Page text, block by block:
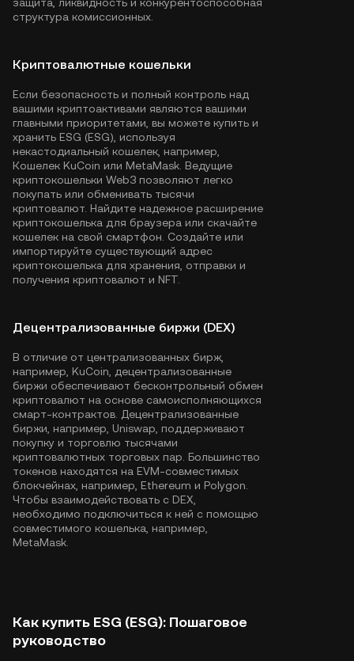
структура комиссионных.
Криптовалютные кошельки
Если безопасность и полный контроль над
вашими криптоактивами являются вашими
главными приоритетами, вы можете купить и
хранить ESG (ESG), используя
некастодиальный кошелек, например,
Кошелек KuCoin или MetaMask. Ведущие
криптокошельки Web3 позволяют легко
покупать или обменивать тысячи
криптовалют. Найдите надежное расширение
криптокошелька для браузера или скачайте
кошелек на свой смартфон. Создайте или
импортируйте существующий адрес
криптокошелька для хранения, отправки и
получения криптовалют и NFT.
Децентрализованные биржи (DEX)
В отличие от централизованных бирж,
например, KuCoin, децентрализованные
биржи обеспечивают бесконтрольный обмен
криптовалют на основе самоисполняющихся
смарт-контрактов. Децентрализованные
биржи, например, Uniswap, поддерживают
покупку и торговлю тысячами
криптовалютных торговых пар. Большинство
токенов находятся на EVM-совместимых
блокчейнах, например, Ethereum и Polygon
Чтобы взаимодействовать с DEX,
необходимо подключиться к ней с помощью
совместимого кошелька, например,
MetaMask.
Как купить ESG (ESG): Пошаговое
руководство